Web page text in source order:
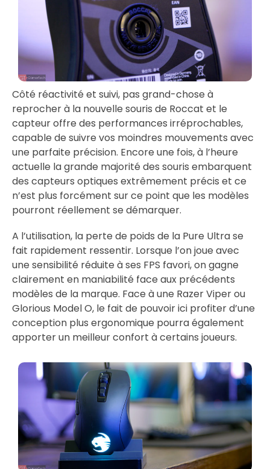
Côté réactivité et suivi, pas grand-chose à
reprocher à la nouvelle souris de Roccat et le
capteur offre des performances irréprochables,
capable de suivre vos moindres mouvements avec
une parfaite précision. Encore une fois, à l’heure
actuelle la grande majorité des souris embarquent
des capteurs optiques extrêmement précis et ce
n’est plus forcément sur ce point que les modèles
pourront réellement se démarquer.
A l’utilisation, la perte de poids de la Pure Ultra se
fait rapidement ressentir. Lorsque l’on joue avec
une sensibilité réduite à ses FPS favori, on gagne
clairement en maniabilité face aux précédents
modèles de la marque. Face à une Razer Viper ou
Glorious Model O, le fait de pouvoir ici profiter d’une
conception plus ergonomique pourra également
apporter un meilleur confort à certains joueurs.